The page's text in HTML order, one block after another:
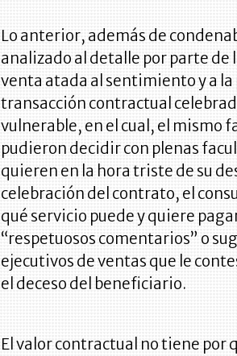
Lo anterior, además de
analizado al detalle por parte de
venta atada al sentimiento y a la
transacción contractual
vulnerable, en el cual, el mismo
pudieron decidir con plenas
quieren en la hora triste de su
celebración del contrato, el
qué servicio puede y quiere
“respetuosos comentarios” o
ejecutivos de ventas que le
el deceso del beneficiario.
El valor contractual no tiene por